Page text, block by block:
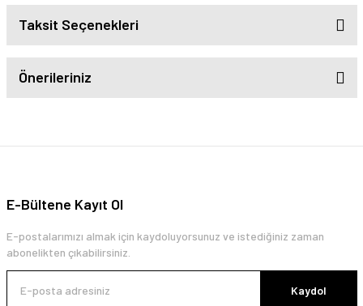
Taksit Seçenekleri
Önerileriniz
E-Bültene Kayıt Ol
E-postalarımızı almak için kaydoluyorsunuz ve istediğiniz zaman
abonelikten çıkabilirsiniz.
Kaydol